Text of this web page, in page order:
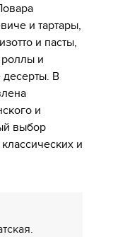
и тартары,
и пасты,
и
В
и
выбор
и